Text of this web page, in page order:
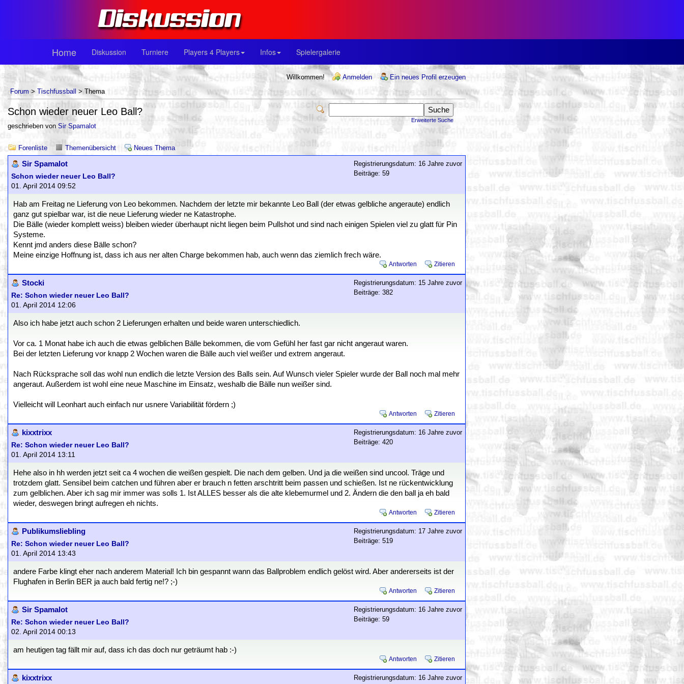
Home Diskussion Turniere Players 4 Players Infos Spielergalerie
Willkommen! Anmelden
Ein neues Profil erzeugen
Forum > Tischfussball > Thema
Erweiterte Suche
Schon wieder neuer Leo Ball?
geschrieben von Sir Spamalot
Forenliste Themenübersicht Neues Thema
Sir Spamalot
Schon wieder neuer Leo Ball?
01. April 2014 09:52
Registrierungsdatum: 16 Jahre zuvor
Beiträge: 59
Hab am Freitag ne Lieferung von Leo bekommen. Nachdem der letzte mir bekannte Leo Ball (der etwas gelbliche angeraute) endlich
ganz gut spielbar war, ist die neue Lieferung wieder ne Katastrophe.
Die Bälle (wieder komplett weiss) bleiben wieder überhaupt nicht liegen beim Pullshot und sind nach einigen Spielen viel zu glatt für Pin
Systeme.
Kennt jmd anders diese Bälle schon?
Meine einzige Hoffnung ist, dass ich aus ner alten Charge bekommen hab, auch wenn das ziemlich frech wäre.
Antworten Zitieren
Stocki
Re: Schon wieder neuer Leo Ball?
01. April 2014 12:06
Registrierungsdatum: 15 Jahre zuvor
Beiträge: 382
Also ich habe jetzt auch schon 2 Lieferungen erhalten und beide waren unterschiedlich.
Vor ca. 1 Monat habe ich auch die etwas gelblichen Bälle bekommen, die vom Gefühl her fast gar nicht angeraut waren.
Bei der letzten Lieferung vor knapp 2 Wochen waren die Bälle auch viel weißer und extrem angeraut.
Nach Rücksprache soll das wohl nun endlich die letzte Version des Balls sein. Auf Wunsch vieler Spieler wurde der Ball noch mal mehr
angeraut. Außerdem ist wohl eine neue Maschine im Einsatz, weshalb die Bälle nun weißer sind.
Vielleicht will Leonhart auch einfach nur usnere Variabilität fördern ;)
Antworten Zitieren
kixxtrixx
Re: Schon wieder neuer Leo Ball?
01. April 2014 13:11
Registrierungsdatum: 16 Jahre zuvor
Beiträge: 420
Hehe also in hh werden jetzt seit ca 4 wochen die weißen gespielt. Die nach dem gelben. Und ja die weißen sind uncool. Träge und
trotzdem glatt. Sensibel beim catchen und führen aber er brauch n fetten arschtritt beim passen und schießen. Ist ne rückentwicklung
zum gelblichen. Aber ich sag mir immer was solls 1. Ist ALLES besser als die alte klebemurmel und 2. Ändern die den ball ja eh bald
wieder, deswegen bringt aufregen eh nichts.
Antworten Zitieren
Publikumsliebling
Re: Schon wieder neuer Leo Ball?
01. April 2014 13:43
Registrierungsdatum: 17 Jahre zuvor
Beiträge: 519
andere Farbe klingt eher nach anderem Material! Ich bin gespannt wann das Ballproblem endlich gelöst wird. Aber andererseits ist der
Flughafen in Berlin BER ja auch bald fertig ne!? ;-)
Antworten Zitieren
Sir Spamalot
Re: Schon wieder neuer Leo Ball?
02. April 2014 00:13
Registrierungsdatum: 16 Jahre zuvor
Beiträge: 59
am heutigen tag fällt mir auf, dass ich das doch nur geträumt hab :-)
Antworten Zitieren
kixxtrixx
Registrierungsdatum: 16 Jahre zuvor